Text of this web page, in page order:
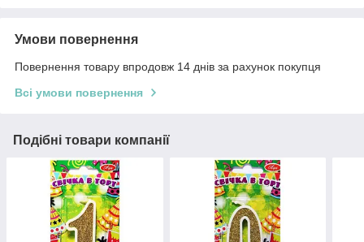
Умови повернення
Повернення товару впродовж 14 днів за рахунок покупця
Всі умови повернення
Подібні товари компанії